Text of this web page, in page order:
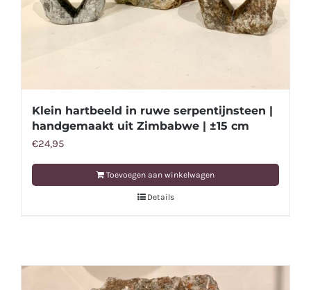
Klein hartbeeld in ruwe serpentijnsteen |
handgemaakt uit Zimbabwe | ±15 cm
€24,95
Toevoegen aan winkelwagen
Details